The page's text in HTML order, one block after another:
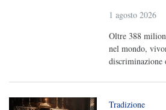
1 agosto 2026
Oltre 388
nel mondo,
discriminazione
Tradizione